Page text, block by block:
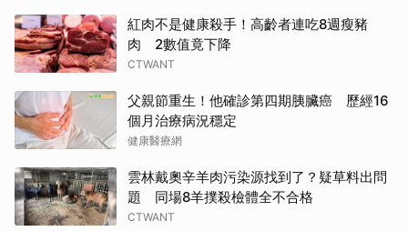
紅肉不是健康殺手！高齡者連吃8週瘦豬
肉 2數值竟下降
CTWANT
父親節重生！他確診第四期胰臟癌 歷經16
個月治療病況穩定
健康醫療網
雲林戴奧辛羊肉污染源找到了？疑草料出問
題 同場8羊撲殺檢體全不合格
CTWANT